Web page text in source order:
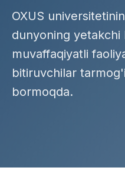
OXUS
dunyoning yetakchi
muvaffaqiyatli
bitiruvchilar
bormoqda.